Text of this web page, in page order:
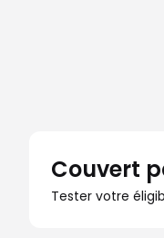
Couvert
Tester votre